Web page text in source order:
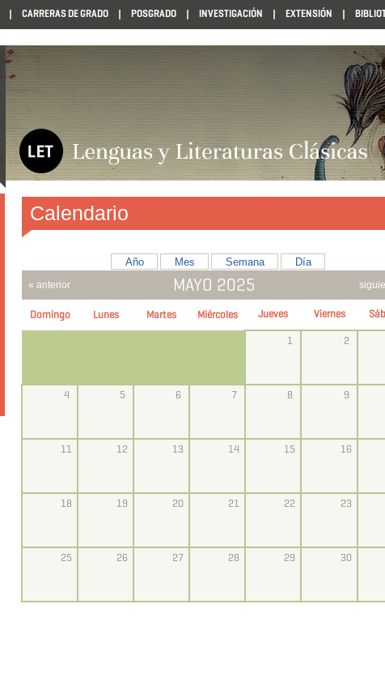
CARRERAS DE GRADO POSGRADO INVESTIGACIÓN EXTENSIÓN
Calendario
Año Mes Semana Día
« anterior MAYO 2025
Domingo Lunes Martes Miércoles Jueves Viernes
1
2
4 5 6 7 8 9
11 12 13 14 15 16
18 19 20 21 22 23
25 26 27 28 29 30